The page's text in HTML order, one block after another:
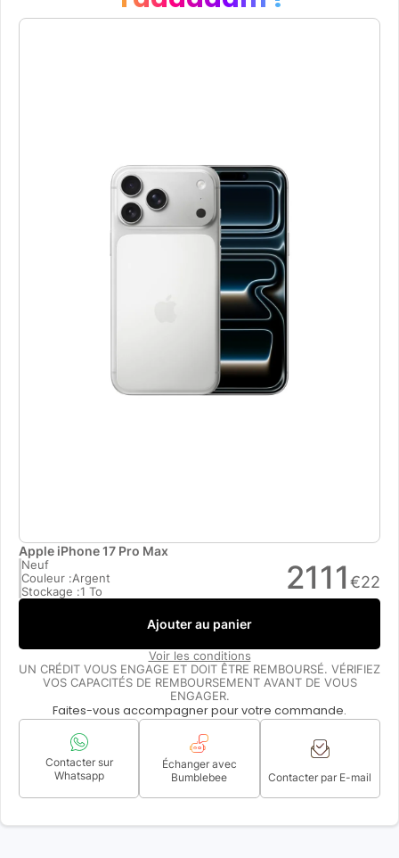
Apple iPhone 17 Pro Max
Neuf
Couleur :Argent
Stockage :1 To 2111 €22
Ajouter au panier
Voir les conditions
UN CRÉDIT VOUS ENGAGE ET DOIT ÊTRE REMBOURSÉ. VÉRIFIEZ
VOS CAPACITÉS DE REMBOURSEMENT AVANT DE VOUS
ENGAGER.
Faites-vous accompagner pour votre commande.
Contacter sur
Whatsapp
Échanger avec
Bumblebee
Contacter par E-mail